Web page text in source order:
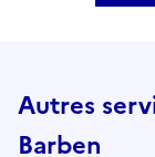
Autres
Barben